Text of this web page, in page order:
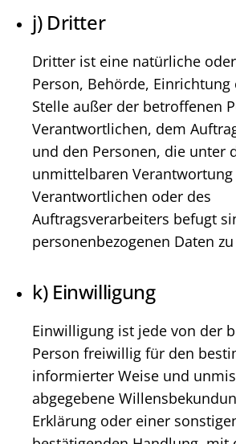
j) Dritter
Dritter ist eine natürliche
Person, Behörde,
Stelle außer der betroffenen
Verantwortlichen, dem
und den Personen, die unter
unmittelbaren Verantwortung
Verantwortlichen oder des
Auftragsverarbeiters befugt
personenbezogenen Daten
k) Einwilligung
Einwilligung ist jede von der
Person freiwillig für den
informierter Weise und
abgegebene
Erklärung oder einer